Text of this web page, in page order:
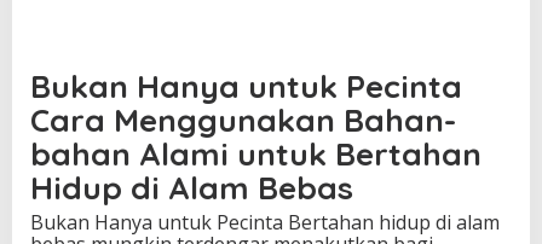
Bukan Hanya untuk Pecinta
Cara Menggunakan Bahan-
bahan Alami untuk Bertahan
Hidup di Alam Bebas
Bukan Hanya untuk Pecinta Bertahan hidup di alam